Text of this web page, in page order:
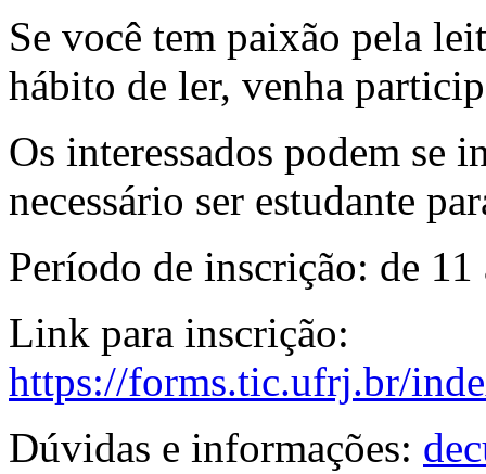
Se você tem paixão pela
hábito de ler, venha
Os interessados podem se
necessário ser estudante
Período de inscrição: de 11
Link para inscrição:
https://forms.tic.ufrj.br/
Dúvidas e informações: